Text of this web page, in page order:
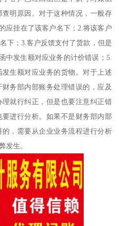
明原因。对于这种情况，一般存
应挂在了该客户名下；2.将该客户
下；3.客户反馈支付了货款，但是
中发生额对应业务的计价错误；5.
生额对应业务的货物。对于上述
务部内部账务处理错误的，应及
就行纠正，但是也要注意纠正错
进行分析。如果不是财务部内部
，需要从企业业务流程进行分析
发生。